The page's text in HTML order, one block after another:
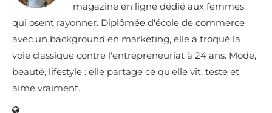
magazine en ligne dédié aux femmes
qui osent rayonner. Diplômée d'école de commerce
avec un background en marketing, elle a troqué la
voie classique contre l'entrepreneuriat à 24 ans. Mode,
beauté, lifestyle : elle partage ce qu'elle vit, teste et
aime vraiment.